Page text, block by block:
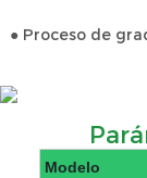
● Proceso de
Modelo